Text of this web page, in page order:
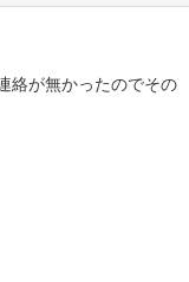
絡が無かったのでその